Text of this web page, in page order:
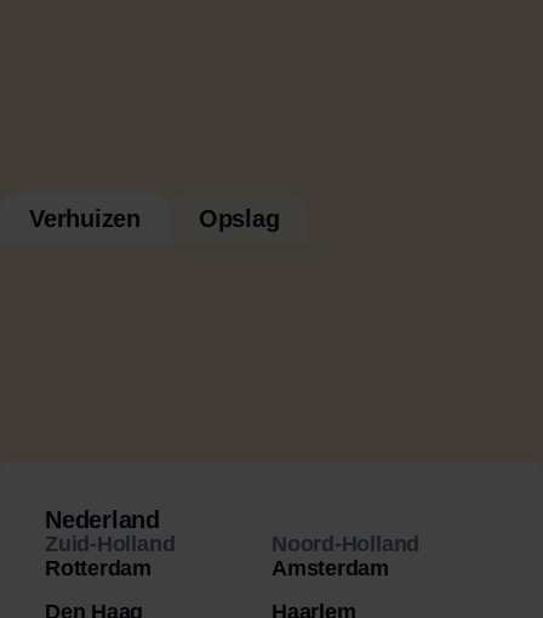
Verhuizen Opslag
Nederland
Zuid-Holland
Rotterdam
Den Haag
Noord-Holland
Amsterdam
Haarlem